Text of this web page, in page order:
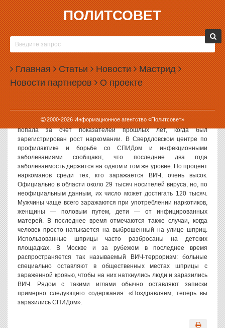
ПОЛИТСОВЕТ
Главная Статьи Новости Мастрид
Новости партнеров О проекте
2000-2026Информационное агентство «Политсовет»
28.11.2006, 13:37
СВЕРДЛОВСКАЯ ОБЛАСТЬ ЛИДИРУЕТ ПО
ЧИСЛУ БОЛЬНЫХ СПИДОМ
Политсовет, 28.11.2006. Свердловская область входит в число
регионов с наибольшим количеством зарегистрированных
больных СПИДом. Также среди этих регионов — Московская,
Самарская, Челябинская, Оренбургская, Ленинградская области,
Санкт-Петербург, Москва и Ханты-Мансийский автономный округ.
В число лидирующих по СПИДу областей Свердловская область
попала за счет показателей прошлых лет, когда был
зарегистрирован рост наркомании. В Свердловском центре по
профилактике и борьбе со СПИДом и инфекционными
заболеваниями сообщают, что последние два года
заболеваемость держится на одном и том же уровне. Но процент
наркоманов среди тех, кто заражается ВИЧ, очень высок.
Официально в области около 29 тысяч носителей вируса, но, по
неофициальным данным, их число может достигать 120 тысяч.
Мужчины чаще всего заражаются при употреблении наркотиков,
женщины — половым путем, дети — от инфицированных
матерей. В последнее время отмечаются также случаи, когда
человек просто натыкается на выброшенный на улице шприц.
Использованные шприцы часто разбросаны на детских
площадках. В Москве и за рубежом в последнее время
распространяется так называемый ВИЧ-терроризм: больные
специально оставляют в общественных местах шприцы с
зараженной кровью, чтобы на них наткнулись люди и заразились
ВИЧ. Рядом с такими иглами обычно оставляют записки
примерно следующего содержания: «Поздравляем, теперь вы
заразились СПИДом».